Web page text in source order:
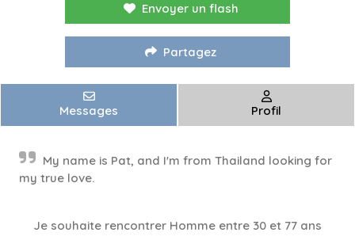
Envoyer un flash
Partagez
Messages Profil
My name is Pat, and I'm from Thailand looking for
my true love.
Je souhaite rencontrer Homme entre 30 et 77 ans